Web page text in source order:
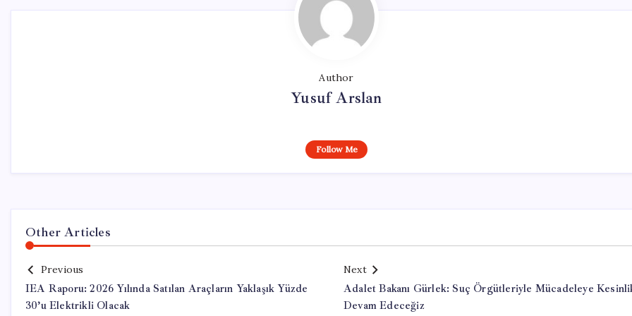
Author
Yusuf Arslan
Follow Me
Other Articles
Previous
IEA Raporu: 2026 Yılında Satılan Araçların Yaklaşık Yüzde
30’u Elektrikli Olacak
Next
Adalet Bakanı Gürlek: Suç Örgütleriyle Mücadeleye
Devam Edeceğiz